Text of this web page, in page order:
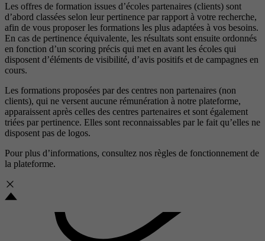
Les offres de formation issues d’écoles partenaires (clients) sont
d’abord classées selon leur pertinence par rapport à votre recherche,
afin de vous proposer les formations les plus adaptées à vos besoins.
En cas de pertinence équivalente, les résultats sont ensuite ordonnés
en fonction d’un scoring précis qui met en avant les écoles qui
disposent d’éléments de visibilité, d’avis positifs et de campagnes en
cours.
Les formations proposées par des centres non partenaires (non
clients), qui ne versent aucune rémunération à notre plateforme,
apparaissent après celles des centres partenaires et sont également
triées par pertinence. Elles sont reconnaissables par le fait qu’elles ne
disposent pas de logos.
Pour plus d’informations, consultez nos règles de fonctionnement de
la plateforme.